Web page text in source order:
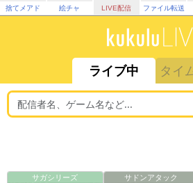
捨てメアド 絵チャ LIVE配信 ファイル転送
ライブ中 タイ
サガシリーズ サドンアタック